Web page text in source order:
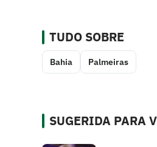
TUDO SOBRE
Bahia Palmeiras
SUGERIDA PARA